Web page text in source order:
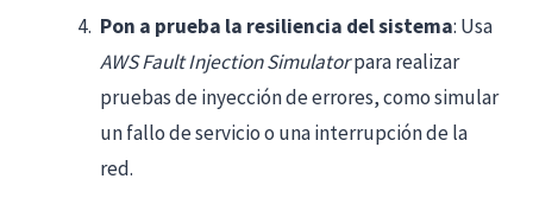
Pon a prueba la resiliencia del sistema: Usa
AWS Fault Injection Simulatorpara realizar
pruebas de inyección de errores, como simular
un fallo de servicio o una interrupción de la
red.